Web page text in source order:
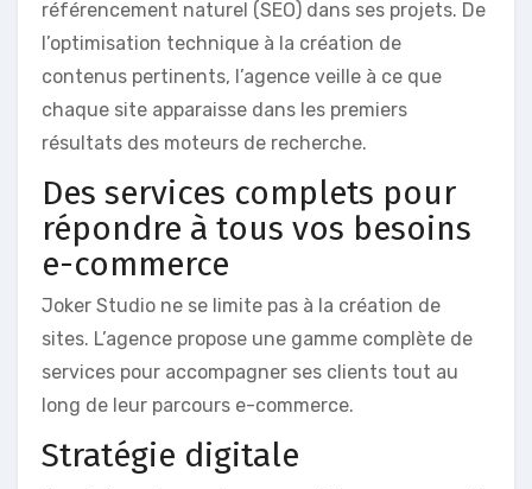
référencement naturel (SEO) dans ses projets. De
l’optimisation technique à la création de
contenus pertinents, l’agence veille à ce que
chaque site apparaisse dans les premiers
résultats des moteurs de recherche.
Des services complets pour
répondre à tous vos besoins
e-commerce
Joker Studio ne se limite pas à la création de
sites. L’agence propose une gamme complète de
services pour accompagner ses clients tout au
long de leur parcours e-commerce.
Stratégie digitale